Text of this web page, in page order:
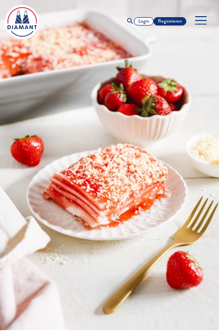
Login Registrieren